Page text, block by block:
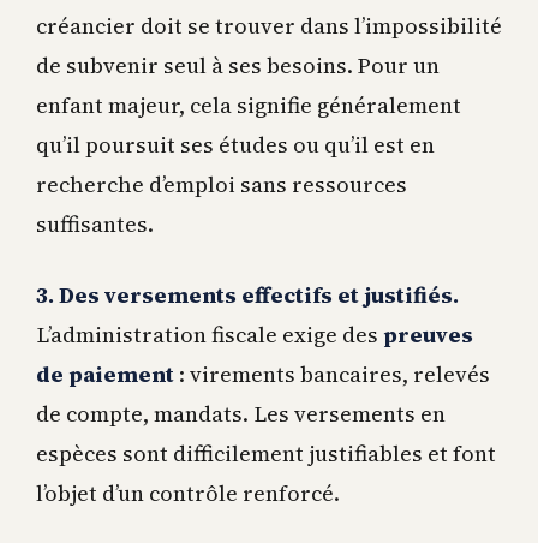
créancier doit se trouver dans l’impossibilité
de subvenir seul à ses besoins. Pour un
enfant majeur, cela signifie généralement
qu’il poursuit ses études ou qu’il est en
recherche d’emploi sans ressources
suffisantes.
3. Des versements effectifs et justifiés.
L’administration fiscale exige des preuves
de paiement: virements bancaires, relevés
de compte, mandats. Les versements en
espèces sont difficilement justifiables et font
l’objet d’un contrôle renforcé.